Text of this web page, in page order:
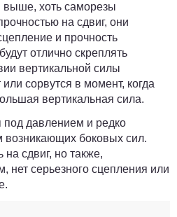
выше, хоть саморезы
на сдвиг, они
и прочность
отлично скреплять
вертикальной силы
сорвутся в момент, когда
вертикальная сила.
под давлением и редко
возникающих боковых сил.
сдвиг, но также,
нет серьезного сцепления или